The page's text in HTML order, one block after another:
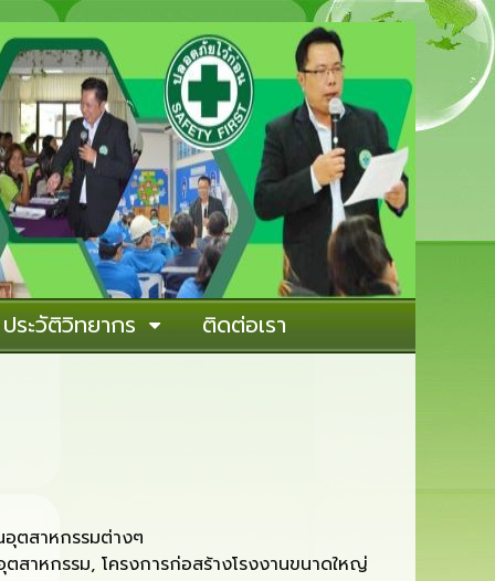
ประวัติวิทยากร ติดต่อเรา
สาหกรรมต่างๆ
กรรม, โครงการก่อสร้างโรงงานขนาดใหญ่